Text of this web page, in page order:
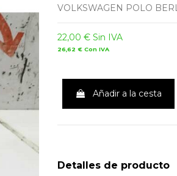
VOLKSWAGEN POLO
22,00 € Sin IVA
26,62 € Con IVA
Añadir a la cesta
Detalles de producto